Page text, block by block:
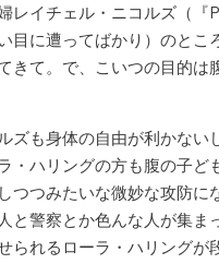
レイチェル・ニコルズ（『
目に遭ってばかり）のとこ
きて。で、こいつの目的は
ズも身体の自由が利かない
・ハリングの方も腹の子ど
つつみたいな微妙な攻防に
と警察とか色んな人が集ま
られるローラ・ハリングが